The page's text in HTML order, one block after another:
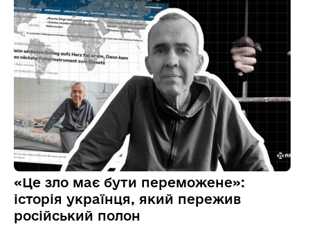
«Це зло має бути переможене»:
історія українця, який пережив
російський полон